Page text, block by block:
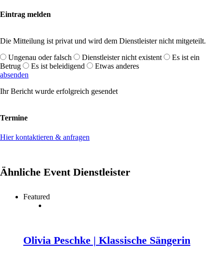
Eintrag melden
Die Mitteilung ist privat und wird dem Dienstleister nicht mitgeteilt.
Ungenau oder falsch
Dienstleister nicht existent
Es ist ein
Betrug
Es ist beleidigend
Etwas anderes
absenden
Ihr Bericht wurde erfolgreich gesendet
Termine
Hier kontaktieren & anfragen
Ähnliche Event Dienstleister
Featured
Olivia Peschke | Klassische Sängerin